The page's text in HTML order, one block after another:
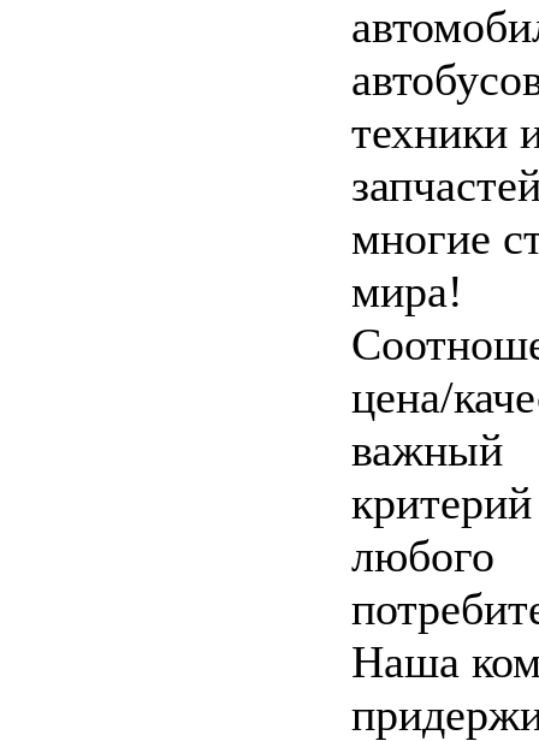
техники
многие
мира!
цена/
важный
любого
Наша